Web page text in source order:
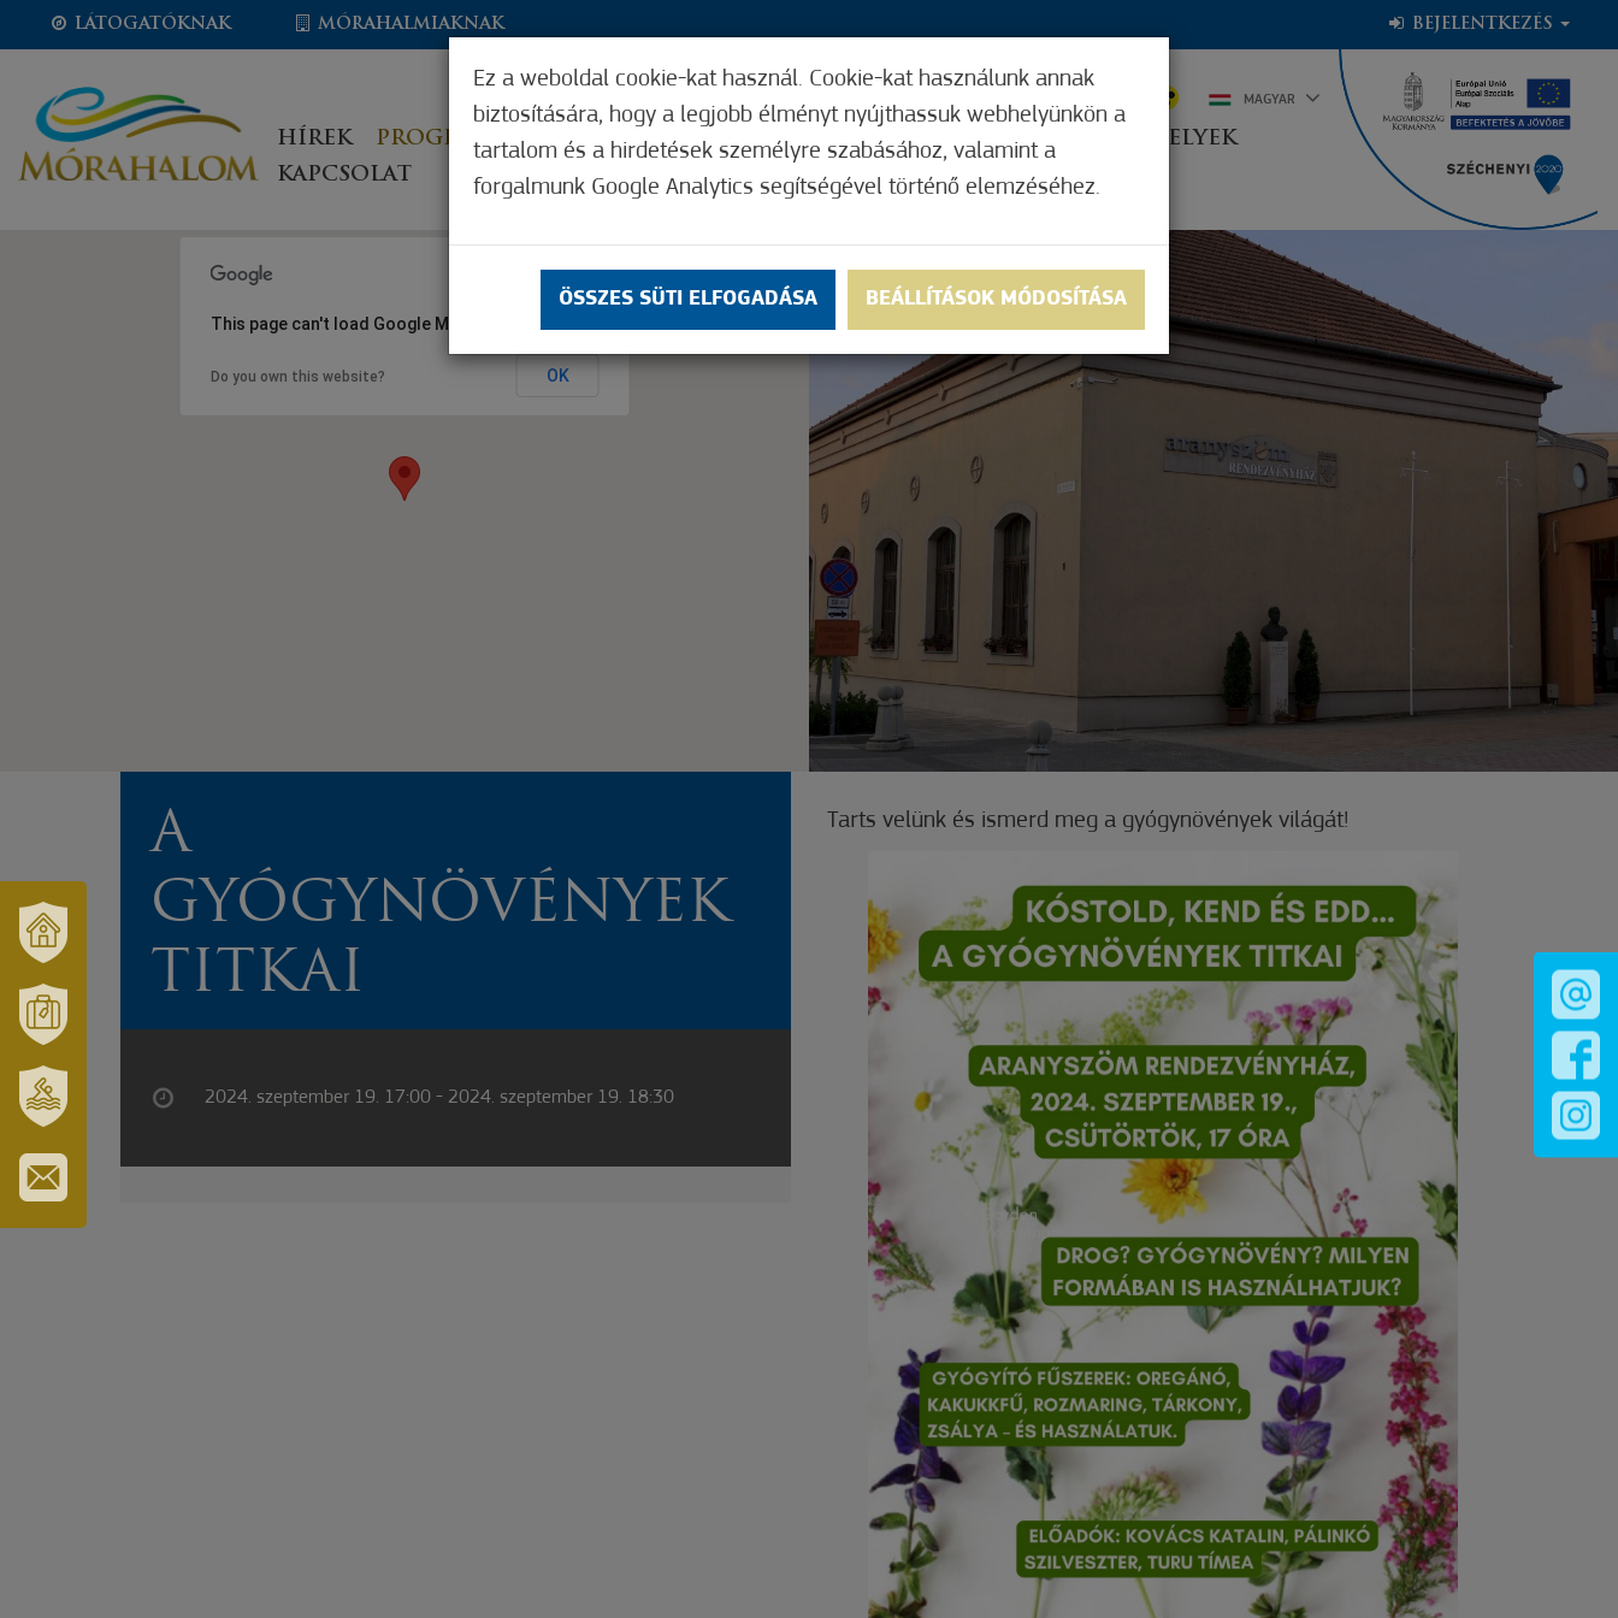
ÉS
TÉRSÉGÜNK
TURISZTIKA
ERZSÉBET
GYÓGYFÜRDŐ
IRATKOZZON
LÁTOGATÓKNAK MÓRAHALMIAKNAK BEJELENTKEZÉS
HÍREK PROGRAMOK ÍGY MŰKÖDIK HASZNOS FUNKCIÓK
ELFOGADÓHELYEK
KAPCSOLAT
MAGYAR
This page can't load Google Maps correctly.
Do you own this website? OK
Nem értékelt
A
GYÓGYNÖVÉNYEK
TITKAI
2024. szeptember 19. 17:00 - 2024. szeptember 19. 18:30
Tarts velünk és ismerd meg a gyógynövények világát!
Ez a weboldal cookie-kat használ. Cookie-kat használunk annak
biztosítására, hogy a legjobb élményt nyújthassuk webhelyünkön a
tartalom és a hirdetések személyre szabásához, valamint a
forgalmunk Google Analytics segítségével történő elemzéséhez.
ÖSSZES SÜTI ELFOGADÁSA BEÁLLÍTÁSOK MÓDOSÍTÁSA